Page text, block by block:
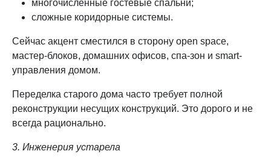
многочисленные гостевые спальни;
сложные коридорные системы.
Сейчас акцент сместился в сторону open space,
мастер-блоков, домашних офисов, спа-зон и smart-
управления домом.
Переделка старого дома часто требует полной
реконструкции несущих конструкций. Это дорого и не
всегда рационально.
3. Инженерия устарела